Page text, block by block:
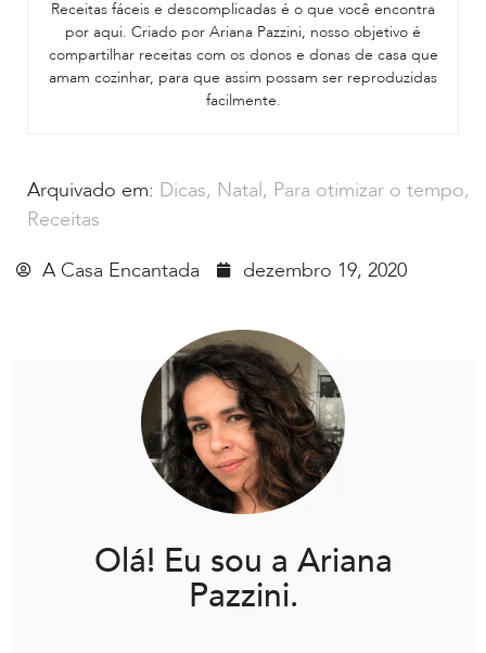
Receitas fáceis e descomplicadas é o que você encontra
por aqui. Criado por Ariana Pazzini, nosso objetivo é
compartilhar receitas com os donos e donas de casa que
amam cozinhar, para que assim possam ser reproduzidas
facilmente.
Arquivado em: Dicas, Natal, Para otimizar o tempo,
Receitas
A Casa Encantada
dezembro 19, 2020
Olá! Eu sou a Ariana
Pazzini.